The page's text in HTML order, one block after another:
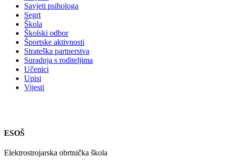
Savjeti psihologa
Segrt
Škola
Školski odbor
Športske aktivnosti
Strateška partnerstva
Suradnja s roditeljima
Učenici
Upisi
Vijesti
ESOŠ
Elektrostrojarska obrtnička škola